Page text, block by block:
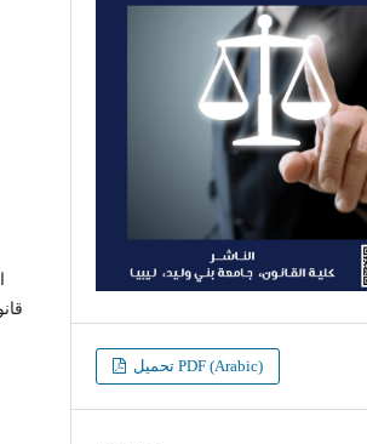
تحميل PDF (Arabic)